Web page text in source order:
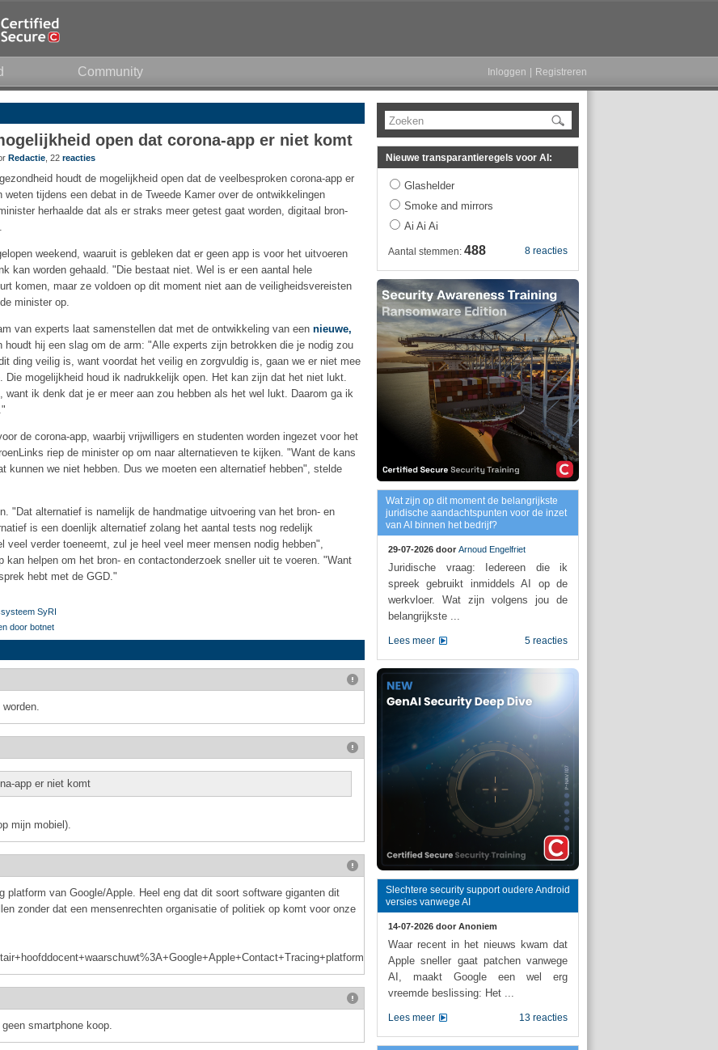
Community Inloggen Registreren
open dat corona-app er niet komt
Redactie , 22 reacties
houdt de mogelijkheid open dat de veelbesproken corona-app er
tijdens een debat in de Tweede Kamer over de ontwikkelingen
herhaalde dat als er straks meer getest gaat worden, digitaal bron-
weekend, waaruit is gebleken dat er geen app is voor het uitvoeren
kan worden gehaald. "Die bestaat niet. Wel is er een aantal hele
komen, maar ze voldoen op dit moment niet aan de veiligheidsvereisten
minister op.
van experts laat samenstellen dat met de ontwikkeling van een nieuwe,
houdt hij een slag om de arm: "Alle experts zijn betrokken die je nodig zou
ding veilig is, want voordat het veilig en zorgvuldig is, gaan we er niet mee
mogelijkheid houd ik nadrukkelijk open. Het kan zijn dat het niet lukt.
ik denk dat je er meer aan zou hebben als het wel lukt. Daarom ga ik
de corona-app, waarbij vrijwilligers en studenten worden ingezet voor het
riep de minister op om naar alternatieven te kijken. "Want de kans
kunnen we niet hebben. Dus we moeten een alternatief hebben", stelde
"Dat alternatief is namelijk de handmatige uitvoering van het bron- en
is een doenlijk alternatief zolang het aantal tests nog redelijk
verder toeneemt, zul je heel veel meer mensen nodig hebben",
kan helpen om het bron- en contactonderzoek sneller uit te voeren. "Want
hebt met de GGD."
SyRI
door botnet
app er niet komt
mijn mobiel).
platform van Google/Apple. Heel eng dat dit soort software giganten dit
zonder dat een mensenrechten organisatie of politiek op komt voor onze
smartphone koop.
Zoeken
Nieuwe transparantieregels voor AI:
Glashelder
Smoke and mirrors
Ai Ai Ai
8 reacties
Aantal stemmen: 488
Wat zijn op dit moment de belangrijkste
juridische aandachtspunten voor de inzet
van AI binnen het bedrijf?
29-07-2026 door Arnoud Engelfriet
Juridische vraag: Iedereen die ik
spreek gebruikt inmiddels AI op de
werkvloer. Wat zijn volgens jou de
belangrijkste ...
5 reacties
Lees meer
Slechtere security support oudere Android
versies vanwege AI
14-07-2026 door Anoniem
Waar recent in het nieuws kwam dat
Apple sneller gaat patchen vanwege
AI, maakt Google een wel erg
vreemde beslissing: Het ...
13 reacties
Lees meer